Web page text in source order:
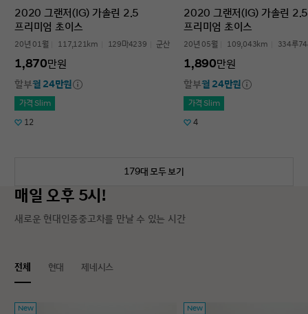
2020 그랜저(IG) 가솔린 2.5
프리미엄 초이스
20년 01월 117,121km 129마4239 군산
1,870만원
할부월 24만원
가격 Slim
12
2020 그랜저(IG) 가솔린 2.5
프리미엄 초이스
20년 05월 109,043km 334루
1,890만원
할부월 24만원
가격 Slim
4
179대 모두 보기
매일 오후 5시!
새로운 현대인증중고차를 만날 수 있는 시간
전체 현대 제네시스
New New